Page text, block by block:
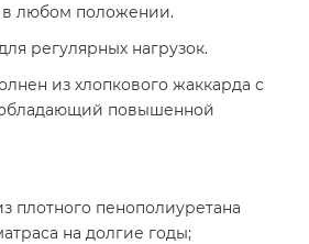
любом положении.
регулярных нагрузок.
из хлопкового жаккарда с
повышенной
плотного пенополиуретана
на долгие годы;